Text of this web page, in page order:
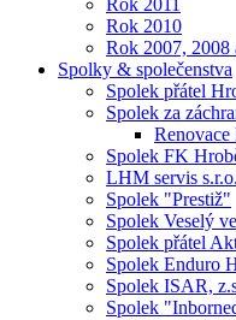
Rok 2011
Rok 2010
Rok 2007, 2008
Spolky & společenstva
Spolek přátel
Spolek za
Renovace
Spolek FK
LHM servis s.r.o.
Spolek "Prestiž"
Spolek Veselý
Spolek přátel
Spolek Enduro
Spolek ISAR,
Spolek